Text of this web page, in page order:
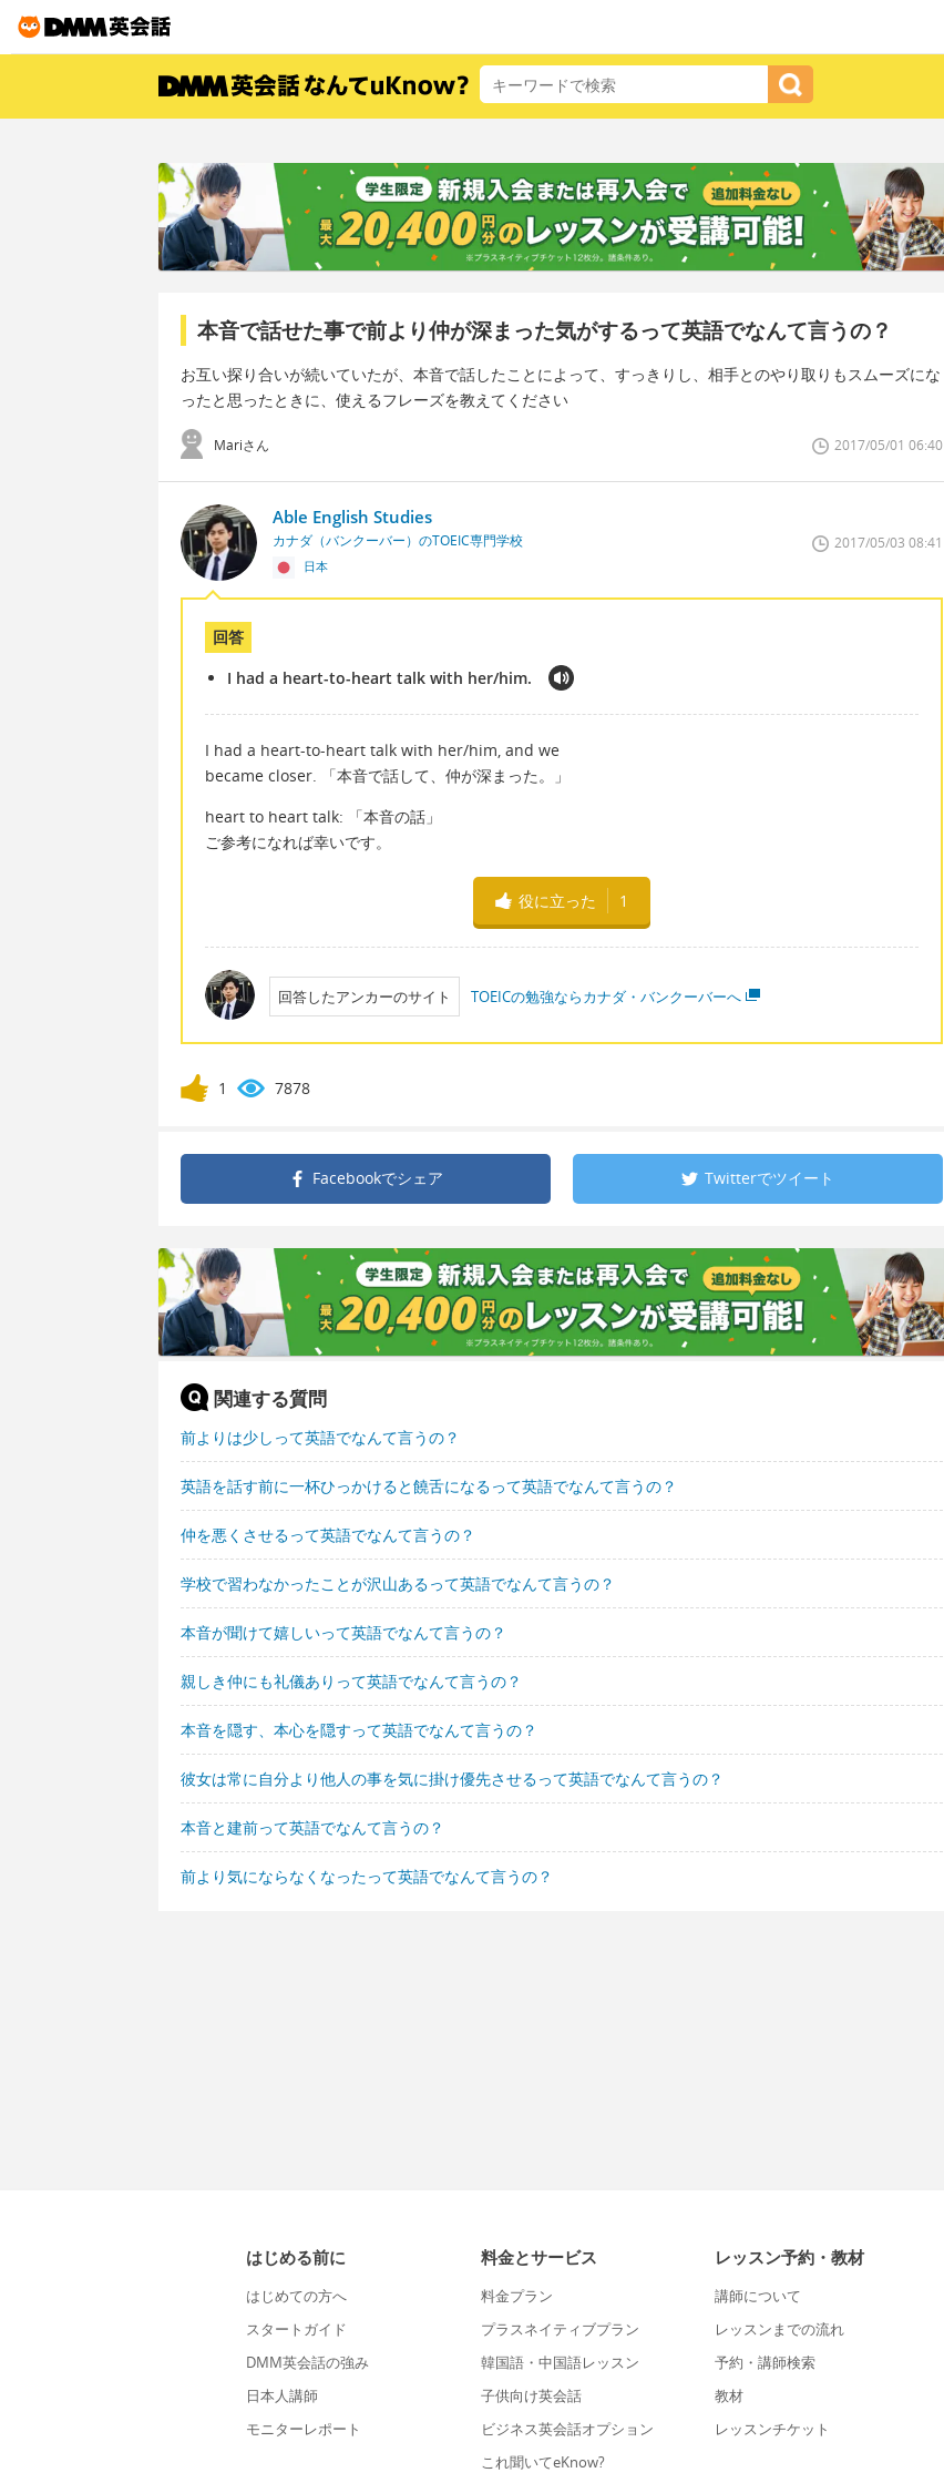
本音で話せた事で前より仲が深まった気がするって英語でなんて言うの？
お互い探り合いが続いていたが、本音で話したことによって、すっきりし、相手とのやり取りもスムーズにな
ったと思ったときに、使えるフレーズを教えてください
Mariさん 2017/05/01 06:40
Able English Studies
カナダ（バンクーバー）のTOEIC専門学校
日本
2017/05/03 08:41
回答
I had a heart-to-heart talk with her/him.
I had a heart-to-heart talk with her/him, and we
became closer. 「本音で話して、仲が深まった。」
heart to heart talk: 「本音の話」
ご参考になれば幸いです。
役に立った 1
回答したアンカーのサイト TOEICの勉強ならカナダ・バンクーバーへ
1 7878
Facebookでシェア Twitterでツイート
関連する質問
前よりは少しって英語でなんて言うの？
英語を話す前に一杯ひっかけると饒舌になるって英語でなんて言うの？
仲を悪くさせるって英語でなんて言うの？
学校で習わなかったことが沢山あるって英語でなんて言うの？
本音が聞けて嬉しいって英語でなんて言うの？
親しき仲にも礼儀ありって英語でなんて言うの？
本音を隠す、本心を隠すって英語でなんて言うの？
彼女は常に自分より他人の事を気に掛け優先させるって英語でなんて言うの？
本音と建前って英語でなんて言うの？
前より気にならなくなったって英語でなんて言うの？
はじめる前に
はじめての方へ
スタートガイド
DMM英会話の強み
日本人講師
モニターレポート
料金とサービス
料金プラン
プラスネイティブプラン
韓国語・中国語レッスン
子供向け英会話
ビジネス英会話オプション
これ聞いてeKnow?
レッスン予約・教材
講師について
レッスンまでの流れ
予約・講師検索
教材
レッスンチケット